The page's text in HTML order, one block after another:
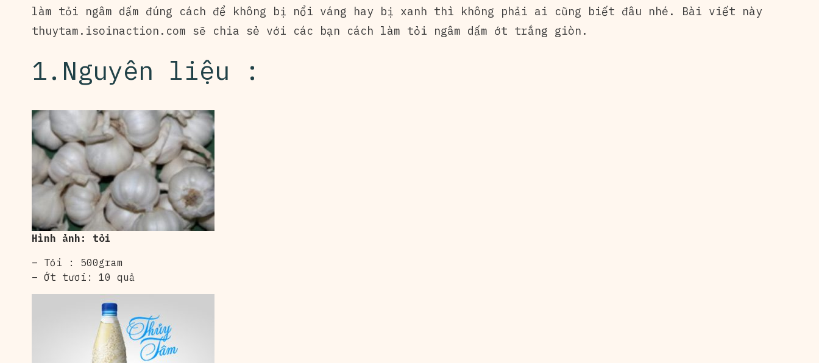
làm tỏi ngâm dấm đúng cách để không bị nổi váng hay bị xanh thì không phải ai cũng biết đâu nhé. Bài viết này
thuytam.isoinaction.com sẽ chia sẻ với các bạn cách làm tỏi ngâm dấm ớt trắng giòn.
1.Nguyên liệu :
Hình ảnh: tỏi
– Tỏi : 500gram
– Ớt tươi: 10 quả